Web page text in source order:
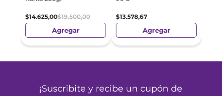
$14.625,00$19.500,00
Agregar
$13.578,67
Agregar
¡Suscribite y recibe un cupón de